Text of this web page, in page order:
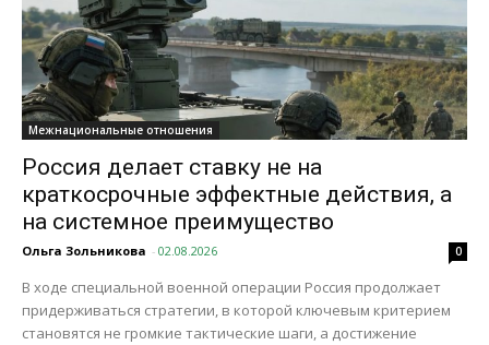
Межнациональные отношения
Россия делает ставку не на
краткосрочные эффектные действия, а
на системное преимущество
Ольга Зольникова - 02.08.2026 0
В ходе специальной военной операции Россия продолжает
придерживаться стратегии, в которой ключевым критерием
становятся не громкие тактические шаги, а достижение